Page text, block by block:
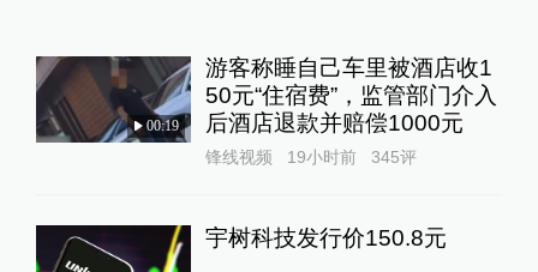
00:19
游客称睡自己车里被酒店收1
50元“住宿费”，监管部门介入
后酒店退款并赔偿1000元
锋线视频 19小时前 345评
宇树科技发行价150.8元